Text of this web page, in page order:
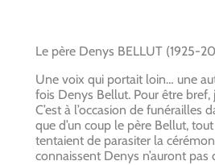
Le père Denys BELLUT (1925-
Une voix qui portait loin… une
fois Denys Bellut. Pour être bref,
C’est à l’occasion de
que d’un coup le père Bellut,
tentaient de parasiter la
connaissent Denys n’auront